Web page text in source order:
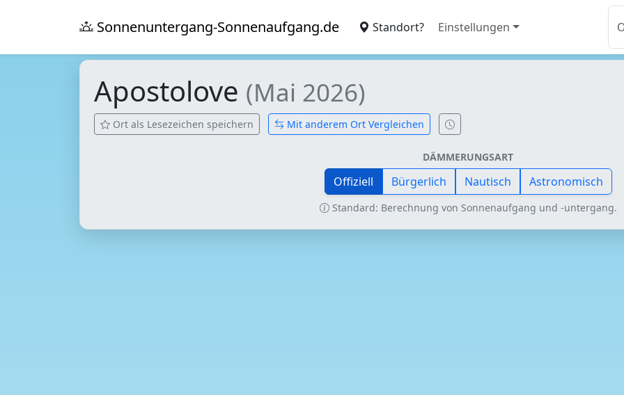
Sonnenuntergang-Sonnenaufgang.de Standort? Einstellungen
Apostolove (Mai 2026)
Ort als Lesezeichen speichern Mit anderem Ort Vergleichen
DÄMMERUNGSART
Offiziell Bürgerlich Nautisch Astronomisch
Standard: Berechnung von Sonnenaufgang und -untergang.